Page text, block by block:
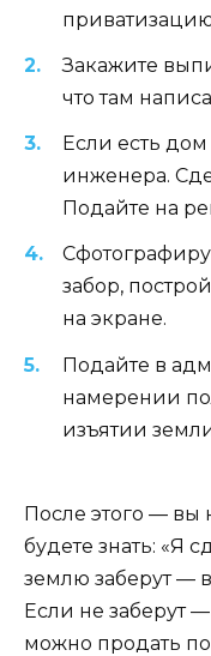
Закажите
что там
Если есть
инженера.
Подайте на
забор,
на экране.
Подайте в
намерении
изъятии
После этого — вы
будете знать: «Я
землю заберут —
Если не заберут
можно продать